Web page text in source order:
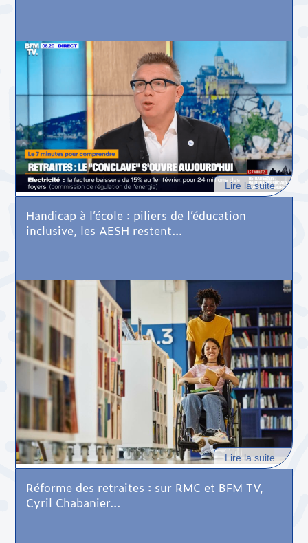
Lire la suite
Handicap à l’école : piliers de l’éducation
inclusive, les AESH restent...
Lire la suite
Réforme des retraites : sur RMC et BFM TV,
Cyril Chabanier...